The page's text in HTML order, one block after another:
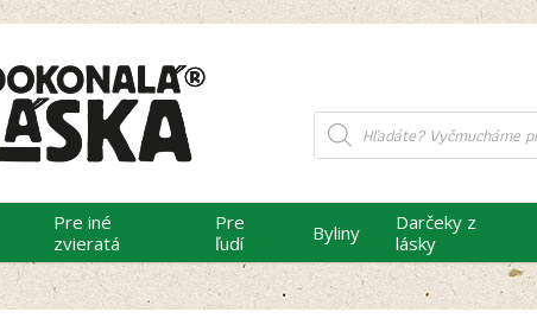
Products
search
Pre iné
zvieratá
Pre
ľudí
Byliny
Darčeky z
lásky